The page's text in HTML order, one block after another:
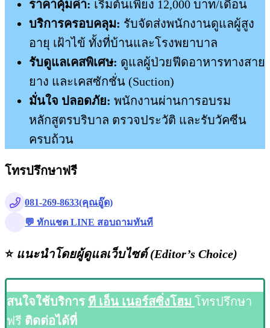
ราคาคุ้มค่า: เริ่มต้นเพียง 12,000 บาท/เดือน
บริการครอบคลุม: รับจัดส่งพนักงานดูแลผู้สูง
อายุ เฝ้าไข้ ทั้งที่บ้านและโรงพยาบาล
รับดูแลเคสพิเศษ: ดูแลผู้ป่วยฟีดอาหารทางสาย
ยาง และเคสซักชั่น (Suction)
มั่นใจ ปลอดภัย: พนักงานผ่านการอบรม
หลักสูตรบริบาล ตรวจประวัติ และรับวัคซีน
ครบถ้วน
โทรปรึกษาฟรี
081-269-8633(คุณอู๊ด)
💬 ทักแชต LINE สอบถามทันที
⭐ แนะนำโดยผู้ดูแลเว็บไซต์ (Editor’s Choice)
สนใจใช้บริการ ที เอ็น เนอร์สซิ่งโฮม โทรปรึกษา
ฟรี ติดต่อได้ที่